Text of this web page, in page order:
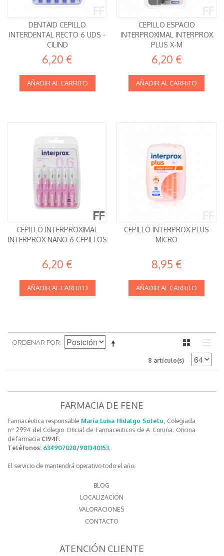
DENTAID CEPILLO
INTERDENTAL RECTO 6 UDS -
CILIND
6,20 €
AÑADIR AL CARRITO
CEPILLO ESPACIO
INTERPROXIMAL INTERPROX
PLUS X-M
6,20 €
AÑADIR AL CARRITO
CEPILLO INTERPROXIMAL
INTERPROX NANO 6 CEPILLOS
6,20 €
AÑADIR AL CARRITO
CEPILLO INTERPROX PLUS
MICRO
8,95 €
AÑADIR AL CARRITO
ORDENAR POR
8 artículo(s)
FARMACIA DE FENE
Farmacéutica responsable María Luisa Hidalgo Sotelo , Colegiada
nº 2994 del Colegio Oficial de Farmaceuticos de A Coruña. Oficina
de farmacia C194F.
Teléfonos: 634907028/981340153.
El servicio de mantendrá operativo todo el año.
BLOG
LOCALIZACIÓN
VALORACIONES
CONTACTO
ATENCIÓN CLIENTE